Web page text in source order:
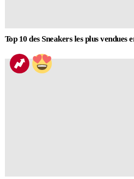
Top 10 des Sneakers les plus vendues